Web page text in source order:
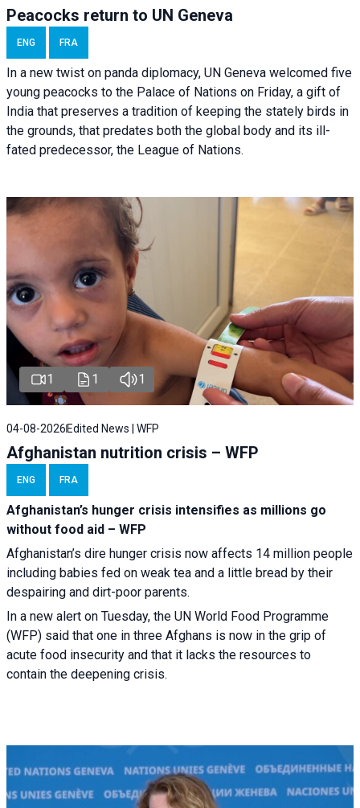
Peacocks return to UN Geneva
ENG FRA
In a new twist on panda diplomacy, UN Geneva welcomed five
young peacocks to the Palace of Nations on Friday, a gift of
India that preserves a tradition of keeping the stately birds in
the grounds, that predates both the global body and its ill-
fated predecessor, the League of Nations.
1 1 1
04-08-2026 Edited News | WFP
Afghanistan nutrition crisis – WFP
ENG FRA
Afghanistan’s hunger crisis intensifies as millions go
without food aid – WFP
Afghanistan’s dire hunger crisis now affects 14 million people
including babies fed on weak tea and a little bread by their
despairing and dirt-poor parents.
In a new alert on Tuesday, the UN World Food Programme
(WFP) said that one in three Afghans is now in the grip of
acute food insecurity and that it lacks the resources to
contain the deepening crisis.